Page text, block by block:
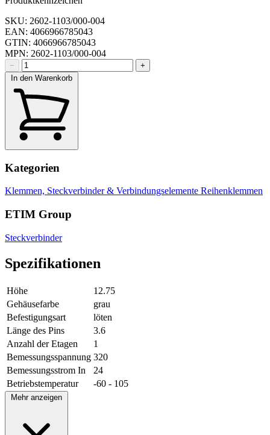
SKU: 2602-1103/000-004
EAN: 4066966785043
GTIN: 4066966785043
MPN: 2602-1103/000-004
−
+
In den Warenkorb
Kategorien
Klemmen, Steckverbinder & Verbindungselemente Reihenklemmen
ETIM Group
Steckverbinder
Spezifikationen
Höhe
12.75
Gehäusefarbe
grau
Befestigungsart
löten
Länge des Pins
3.6
Anzahl der Etagen
1
Bemessungsspannung 320
Bemessungsstrom In
24
Betriebstemperatur
-60 - 105
Mehr anzeigen